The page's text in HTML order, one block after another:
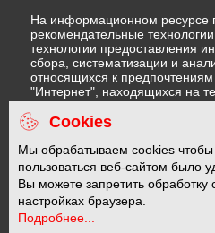
На информационном ресурсе
рекомендательные
технологии предоставления
сбора, систематизации и
относящихся к предпочтениям
"Интернет", находящихся на
Федерации)
Правила применения
Политика в отношении
Политика обработки файлов
16 +
Cookies
Мы обрабатываем cookies чтобы
пользоваться веб-сайтом было
Вы можете запретить обработку
настройках браузера.
Подробнее...